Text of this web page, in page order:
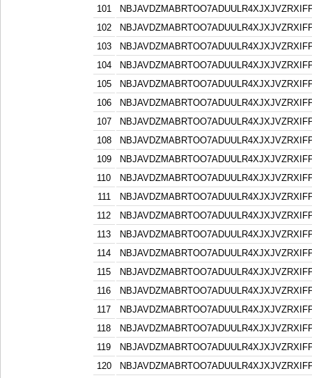
101
102
103
104
105
106
107
108
109
110
111
112
113
114
115
116
117
118
119
120